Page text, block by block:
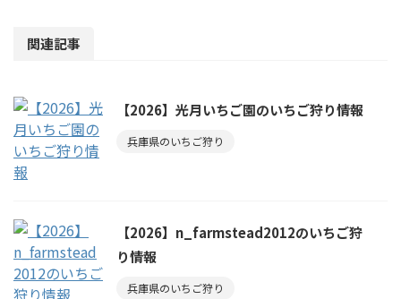
関連記事
【2026】光月いちご園のいちご狩り情報
兵庫県のいちご狩り
【2026】n_farmstead2012のいちご狩
り情報
兵庫県のいちご狩り